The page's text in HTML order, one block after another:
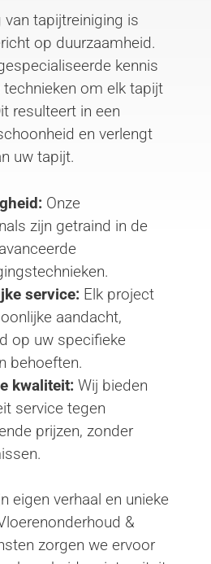
van tapijtreiniging is
op duurzaamheid.
kennis
om elk tapijt
resulteert in een
en verlengt
uw tapijt.
Onze
zijn getraind in de
service: Elk project
aandacht,
op uw specifieke
behoeften.
kwaliteit: Wij bieden
service tegen
prijzen, zonder
eigen verhaal en unieke
&
zorgen we ervoor